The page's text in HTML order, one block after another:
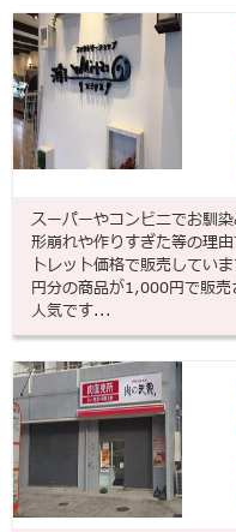
スーパーやコンビニでお馴
形崩れや作りすぎた等の理
トレット価格で販売してい
円分の商品が1,000円で販
人気です...